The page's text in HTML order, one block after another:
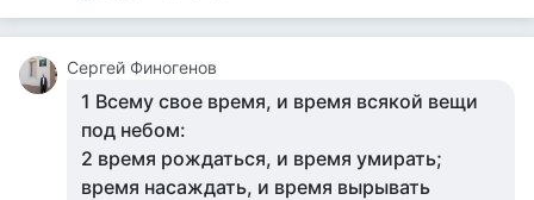
Сергей Финогенов
1 Всему свое время, и время всякой вещи
под небом:
2 время рождаться, и время умирать;
время насаждать, и время вырывать